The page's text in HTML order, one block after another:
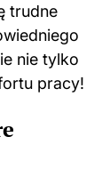
trudne
nie tylko
pracy!